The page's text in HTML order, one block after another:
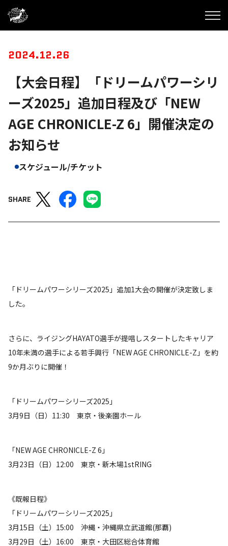
2024.12.26
【大会日程】「ドリームパワーシリ
ーズ2025」追加日程及び「NEW
AGE CHRONICLE-Z 6」開催決定の
お知らせ
スケジュール/チケット
SHARE
「ドリームパワーシリーズ2025」追加1大会の開催が決定致しま
した。
さらに、ライジングHAYATO選手が提唱しスタートしたキャリア
10年未満の選手による若手興行「NEW AGE CHRONICLE-Z」を約
9か月ぶりに開催！
「ドリームパワーシリーズ2025」
3月9日（日）11:30 東京・後楽園ホール
「NEW AGE CHRONICLE-Z 6」
3月23日（日）12:00 東京・新木場1stRING
《既報日程》
「ドリームパワーシリーズ2025」
3月15日（土）15:00 沖縄・沖縄県立武道館(那覇)
3月29日（土）16:00 東京・大田区総合体育館